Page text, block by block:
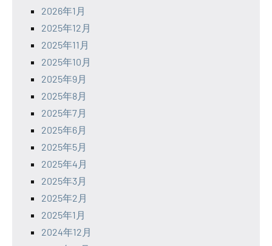
2026年1月
2025年12月
2025年11月
2025年10月
2025年9月
2025年8月
2025年7月
2025年6月
2025年5月
2025年4月
2025年3月
2025年2月
2025年1月
2024年12月